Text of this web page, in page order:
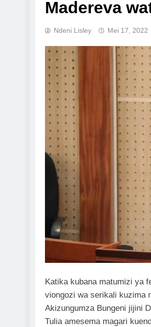
Madereva
Ndeni Lisley Mei 17, 2022
Katikakubana matumizi ya
viongozi wa serikali kuzima
Akizungumza Bungeni jijini
Tulia amesema magari